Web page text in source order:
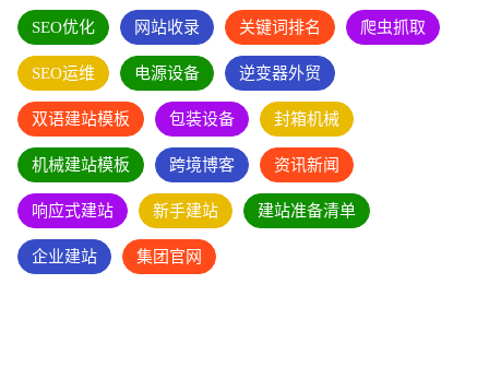
SEO优化 网站收录 关键词排名 爬虫抓取
SEO运维 电源设备 逆变器外贸
双语建站模板 包装设备 封箱机械
机械建站模板 跨境博客 资讯新闻
响应式建站 新手建站 建站准备清单
企业建站 集团官网